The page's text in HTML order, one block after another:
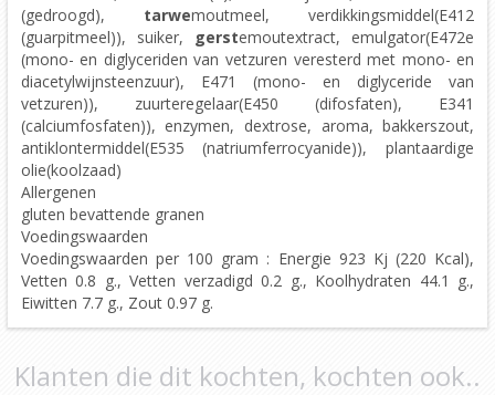
(gedroogd), tarwemoutmeel, verdikkingsmiddel(E412
(guarpitmeel)), suiker,
gerstemoutextract, emulgator(E472e
(mono- en diglyceriden van vetzuren veresterd met mono- en
diacetylwijnsteenzuur), E471 (mono- en diglyceride van
vetzuren)), zuurteregelaar(E450 (difosfaten), E341
(calciumfosfaten)), enzymen, dextrose, aroma, bakkerszout,
antiklontermiddel(E535 (natriumferrocyanide)), plantaardige
olie(koolzaad)
Allergenen
gluten bevattende granen
Voedingswaarden
Voedingswaarden per 100 gram : Energie 923 Kj (220 Kcal),
Vetten 0.8 g., Vetten verzadigd 0.2 g., Koolhydraten 44.1 g.,
Eiwitten 7.7 g., Zout 0.97 g.
Klanten die dit kochten, kochten ook..